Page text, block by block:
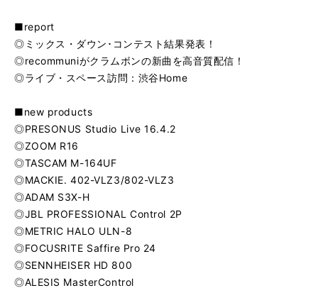
■report
◎ミックス・ダウン･コンテスト結果発表！
◎recommuniがクラムボンの新曲を高音質配信！
◎ライブ・スペース訪問：渋谷Home
■new products
◎PRESONUS Studio Live 16.4.2
◎ZOOM R16
◎TASCAM M-164UF
◎MACKIE. 402-VLZ3/802-VLZ3
◎ADAM S3X-H
◎JBL PROFESSIONAL Control 2P
◎METRIC HALO ULN-8
◎FOCUSRITE Saffire Pro 24
◎SENNHEISER HD 800
◎ALESIS MasterControl